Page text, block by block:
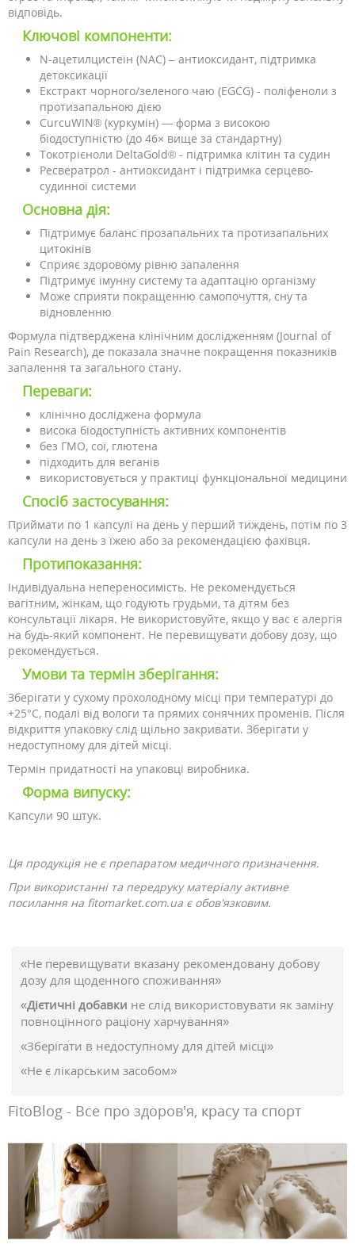
відповідь.
Ключові компоненти:
N-ацетилцистеїн (NAC) – антиоксидант, підтримка
детоксикації
Екстракт чорного/зеленого чаю (EGCG) - поліфеноли з
протизапальною дією
CurcuWIN® (куркумін) — форма з високою
біодоступністю (до 46× вище за стандартну)
Токотрієноли DeltaGold® - підтримка клітин та судин
Ресвератрол - антиоксидант і підтримка серцево-
судинної системи
Основна дія:
Підтримує баланс прозапальних та протизапальних
цитокінів
Сприяє здоровому рівню запалення
Підтримує імунну систему та адаптацію організму
Може сприяти покращенню самопочуття, сну та
відновленню
Формула підтверджена клінічним дослідженням (Journal of
Pain Research), де показала значне покращення показників
запалення та загального стану.
Переваги:
клінічно досліджена формула
висока біодоступність активних компонентів
без ГМО, сої, глютена
підходить для веганів
використовується у практиці функціональної медицини
Спосіб застосування:
Приймати по 1 капсулі на день у перший тиждень, потім по 3
капсули на день з їжею або за рекомендацією фахівця.
Протипоказання:
Індивідуальна непереносимість. Не рекомендується
вагітним, жінкам, що годують грудьми, та дітям без
консультації лікаря. Не використовуйте, якщо у вас є алергія
на будь-який компонент. Не перевищувати добову дозу, що
рекомендується.
Умови та термін зберігання:
Зберігати у сухому прохолодному місці при температурі до
+25°C, подалі від вологи та прямих сонячних променів. Після
відкриття упаковку слід щільно закривати. Зберігати у
недоступному для дітей місці.
Термін придатності на упаковці виробника.
Форма випуску:
Капсули 90 штук.
Ця продукція не є препаратом медичного призначення.
При використанні та передруку матеріалу активне
посилання на fitomarket.com.ua є обов'язковим.
«Не перевищувати вказану рекомендовану добову
дозу для щоденного споживання»
«Дієтичні добавки не слід використовувати як заміну
повноцінного раціону харчування»
«Зберігати в недоступному для дітей місці»
«Не є лікарським засобом»
FitoBlog - Все про здоров'я, красу та спорт